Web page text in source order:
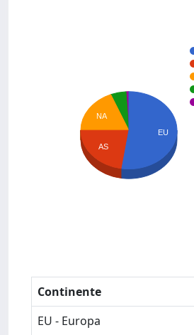
NA
AS
EU
Continente
EU - Europa